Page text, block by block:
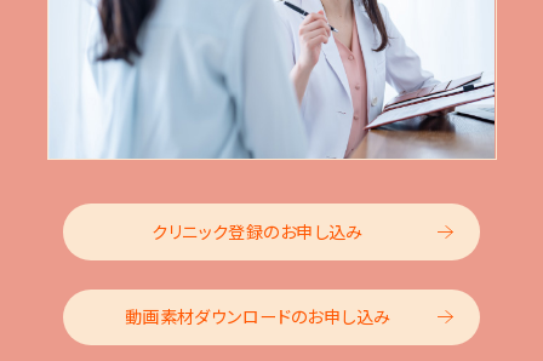
クリニック登録のお申し込み
動画素材ダウンロードのお申し込み